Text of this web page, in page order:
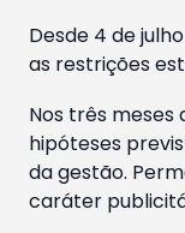
Desde 4 de
as restrições
Nos três meses
hipóteses
da gestão.
caráter